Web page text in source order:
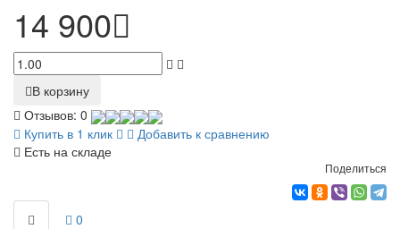
14 900
В корзину
Отзывов: 0
Купить в 1 клик
Добавить к сравнению
Есть на складе
Поделиться
0